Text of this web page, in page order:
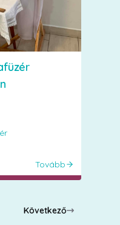
Tovább
Következő